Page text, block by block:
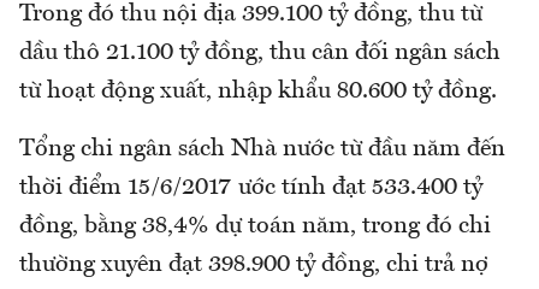
Trong đó thu nội địa 399.100 tỷ đồng, thu từ
dầu thô 21.100 tỷ đồng, thu cân đối ngân sách
từ hoạt động xuất, nhập khẩu 80.600 tỷ đồng.
Tổng chi ngân sách Nhà nước từ đầu năm đến
thời điểm 15/6/2017 ước tính đạt 533.400 tỷ
đồng, bằng 38,4% dự toán năm, trong đó chi
thường xuyên đạt 398.900 tỷ đồng, chi trả nợ